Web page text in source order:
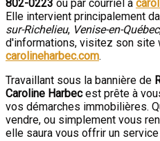
802-0223 ou par courriel à
Elle intervient principalement
sur-Richelieu, Venise-en-Québec
d'informations, visitez son site
carolineharbec.com.
Travaillant sous la bannière de
Caroline Harbecest prête à
vos démarches immobilières.
vendre, ou simplement vous
elle saura vous offrir un